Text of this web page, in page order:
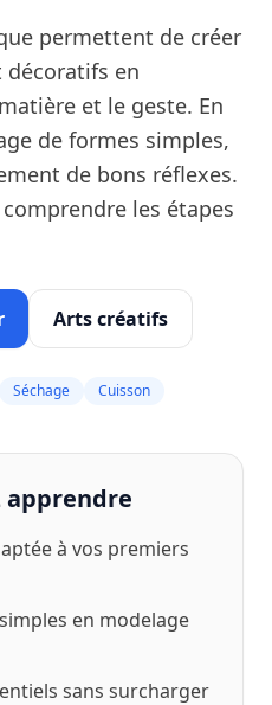
permettent de créer
en
et le geste. En
de formes simples,
de bons réflexes.
les étapes
Arts créatifs
Séchage Cuisson
apprendre
à vos premiers
en modelage
sans surcharger